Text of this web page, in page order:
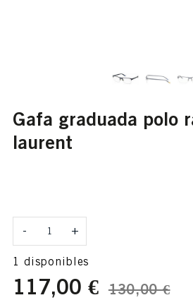
gafa graduada polo ralph
laurent
- +
1 disponibles
117,00 € 130,00 €